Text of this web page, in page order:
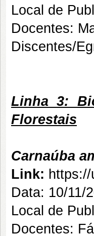
Local de
Docentes:
Discentes/
Linha 3:
Florestais
Carnaúba
Link:
Data: 10/11/
Local de
Docentes: